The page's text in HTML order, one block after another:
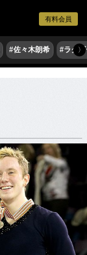
有料会員
#佐々木朗希 #ラグ〉